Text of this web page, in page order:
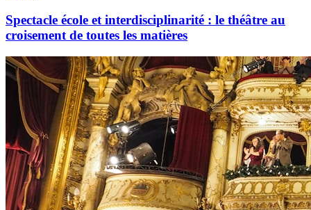
Spectacle école et interdisciplinarité : le théâtre au
croisement de toutes les matières